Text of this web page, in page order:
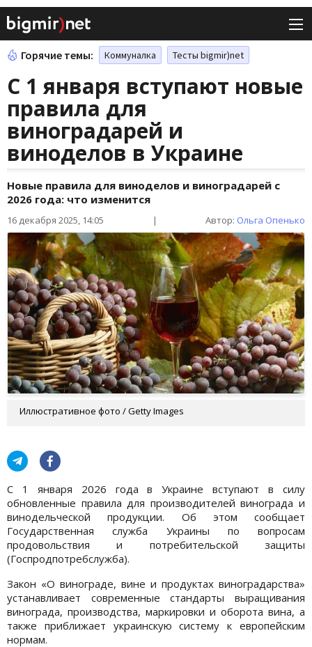
Горячие темы: Коммуналка Тесты bigmir)net
С 1 января вступают новые
правила для
виноградарей и
виноделов в Украине
Новые правила для виноделов и виноградарей с
2026 года: что изменится
16 декабря 2025, 14:05 | Автор: Ольга Опенько
Иллюстративное фото / Getty Images
С 1 января 2026 года в Украине вступают в силу
обновленные правила для производителей винограда и
винодельческой продукции. Об этом сообщает
Государственная служба Украины по вопросам
продовольствия и потребительской защиты
(Госпродпотребслужба).
Закон «О винограде, вине и продуктах виноградарства»
устанавливает современные стандарты выращивания
винограда, производства, маркировки и оборота вина, а
также приближает украинскую систему к европейским
нормам.